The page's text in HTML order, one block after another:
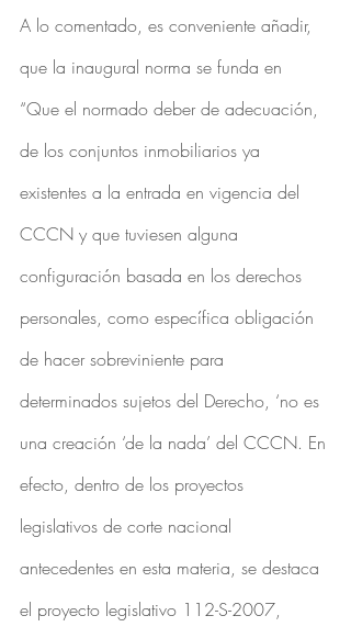
A lo comentado, es conveniente añadir,
que la inaugural norma se funda en
“Que el normado deber de adecuación,
de los conjuntos inmobiliarios ya
existentes a la entrada en vigencia del
CCCN y que tuviesen alguna
configuración basada en los derechos
personales, como específica obligación
de hacer sobreviniente para
determinados sujetos del Derecho, ‘no es
una creación ‘de la nada’ del CCCN. En
efecto, dentro de los proyectos
legislativos de corte nacional
antecedentes en esta materia, se destaca
el proyecto legislativo 112-S-2007,